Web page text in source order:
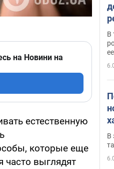
на Новини на
естественную
которые еще
часто выглядят
В
В